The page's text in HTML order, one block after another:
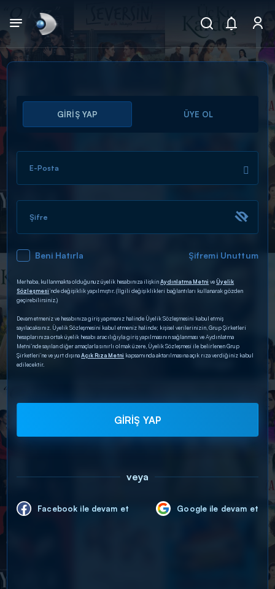
Arama
ARAMA SONUÇLARI
DİĞER SONUÇLAR
GİRİŞ YAP ÜYE OL
E-Posta
Şifre
Beni Hatırla Şifremi Unuttum
Merhaba, kullanmakta olduğunuz üyelik hesabınıza ilişkinAydınlatma Metni veÜyelik
Sözleşmesi’nde değişiklik yapılmıştır. (İlgili değişiklikleri bağlantıları kullanarak gözden
geçirebilirsiniz.)
Devam etmeniz ve hesabınıza giriş yapmanız halinde Üyelik Sözleşmesini kabul etmiş
sayılacaksınız. Üyelik Sözleşmesini kabul etmeniz halinde; kişisel verilerinizin, Grup Şirketleri
hesaplarınıza ortak üyelik hesabı aracılığıyla giriş yapılmasının sağlanması ve Aydınlatma
Metni’nde sayılan diğer amaçlarla sınırlı olmak üzere, Üyelik Sözleşmesi ile belirlenen Grup
Şirketleri’ne ve yurt dışınaAçık Rıza Metni kapsamında aktarılmasına açık rıza verdiğiniz kabul
edilecektir.
GİRİŞ YAP
veya
Facebook ile devam et Google ile devam et